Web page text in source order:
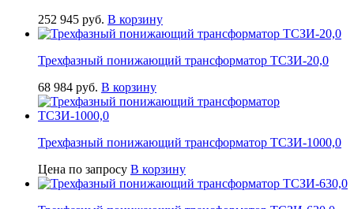
252 945 руб. В корзину
Трехфазный понижающий трансформатор ТСЗИ-20,0
68 984 руб. В корзину
Трехфазный понижающий трансформатор ТСЗИ-1000,0
Цена по запросу В корзину